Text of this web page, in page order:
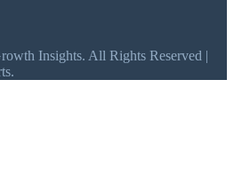
Insights. All Rights Reserved |